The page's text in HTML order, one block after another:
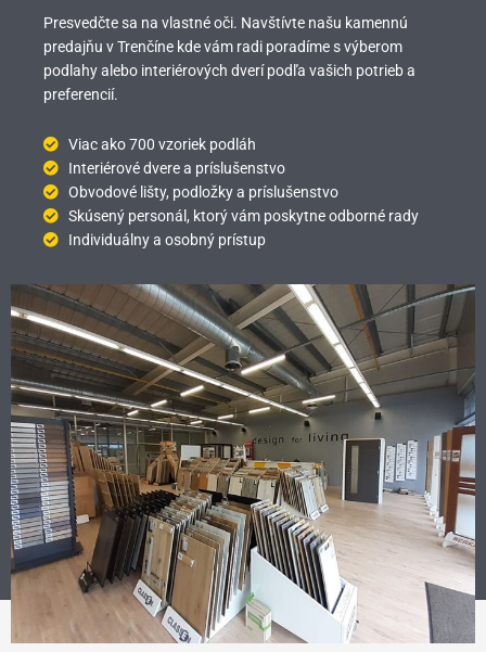
Presvedčte sa na vlastné oči. Navštívte našu kamennú
predajňu v Trenčíne kde vám radi poradíme s výberom
podlahy alebo interiérových dverí podľa vašich potrieb a
preferencií.
Viac ako 700 vzoriek podláh
Interiérové dvere a príslušenstvo
Obvodové lišty, podložky a príslušenstvo
Skúsený personál, ktorý vám poskytne odborné rady
Individuálny a osobný prístup